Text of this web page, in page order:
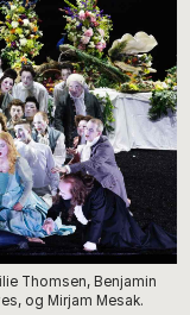
Thomsen, Benjamin
og Mirjam Mesak.